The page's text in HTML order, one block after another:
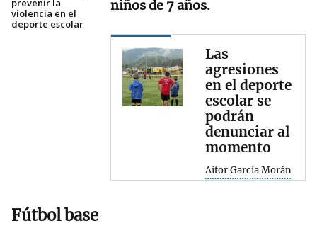
prevenir la
violencia en el
deporte escolar
niños de 7 años.
Las
agresiones
en el deporte
escolar se
podrán
denunciar al
momento
Aitor García Morán
Fútbol base